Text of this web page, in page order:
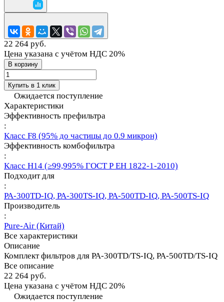
22 264 руб.
Цена указана с учётом НДС 20%
В корзину
Купить в 1 клик
Ожидается поступление
Характеристики
Эффективность префильтра
:
Класс F8 (95% до частицы до 0.9 микрон)
Эффективность комбофильтра
:
Класс Н14 (≥99,995% ГОСТ Р ЕН 1822-1-2010)
Подходит для
:
PA-300TD-IQ, PA-300TS-IQ, PA-500TD-IQ, PA-500TS-IQ
Производитель
:
Pure-Air (Китай)
Все характеристики
Описание
Комплект фильтров для PA-300TD/TS-IQ, PA-500TD/TS-IQ
Все описание
22 264 руб.
Цена указана с учётом НДС 20%
Ожидается поступление